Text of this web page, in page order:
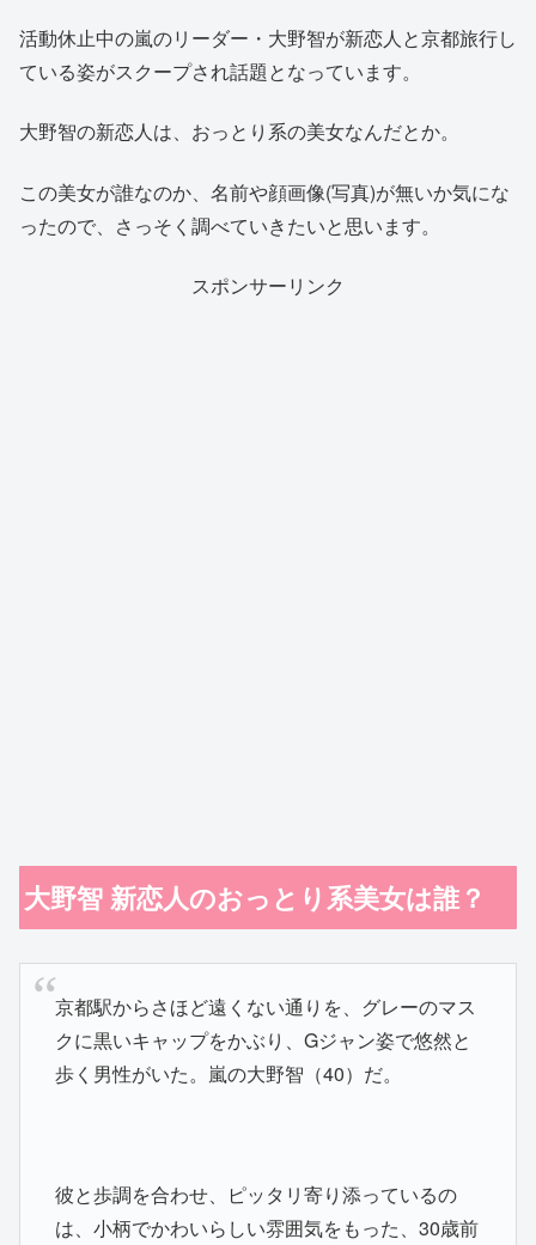
活動休止中の嵐のリーダー・大野智が新恋人と京都旅行し
ている姿がスクープされ話題となっています。
大野智の新恋人は、おっとり系の美女なんだとか。
この美女が誰なのか、名前や顔画像(写真)が無いか気にな
ったので、さっそく調べていきたいと思います。
スポンサーリンク
大野智 新恋人のおっとり系美女は誰？
京都駅からさほど遠くない通りを、グレーのマス
クに黒いキャップをかぶり、Gジャン姿で悠然と
歩く男性がいた。嵐の大野智（40）だ。
彼と歩調を合わせ、ピッタリ寄り添っているの
は、小柄でかわいらしい雰囲気をもった、30歳前